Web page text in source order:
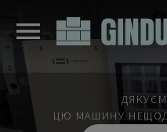
ЦЮ МАШИНУ